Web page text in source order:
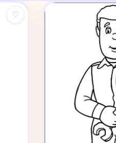
♡